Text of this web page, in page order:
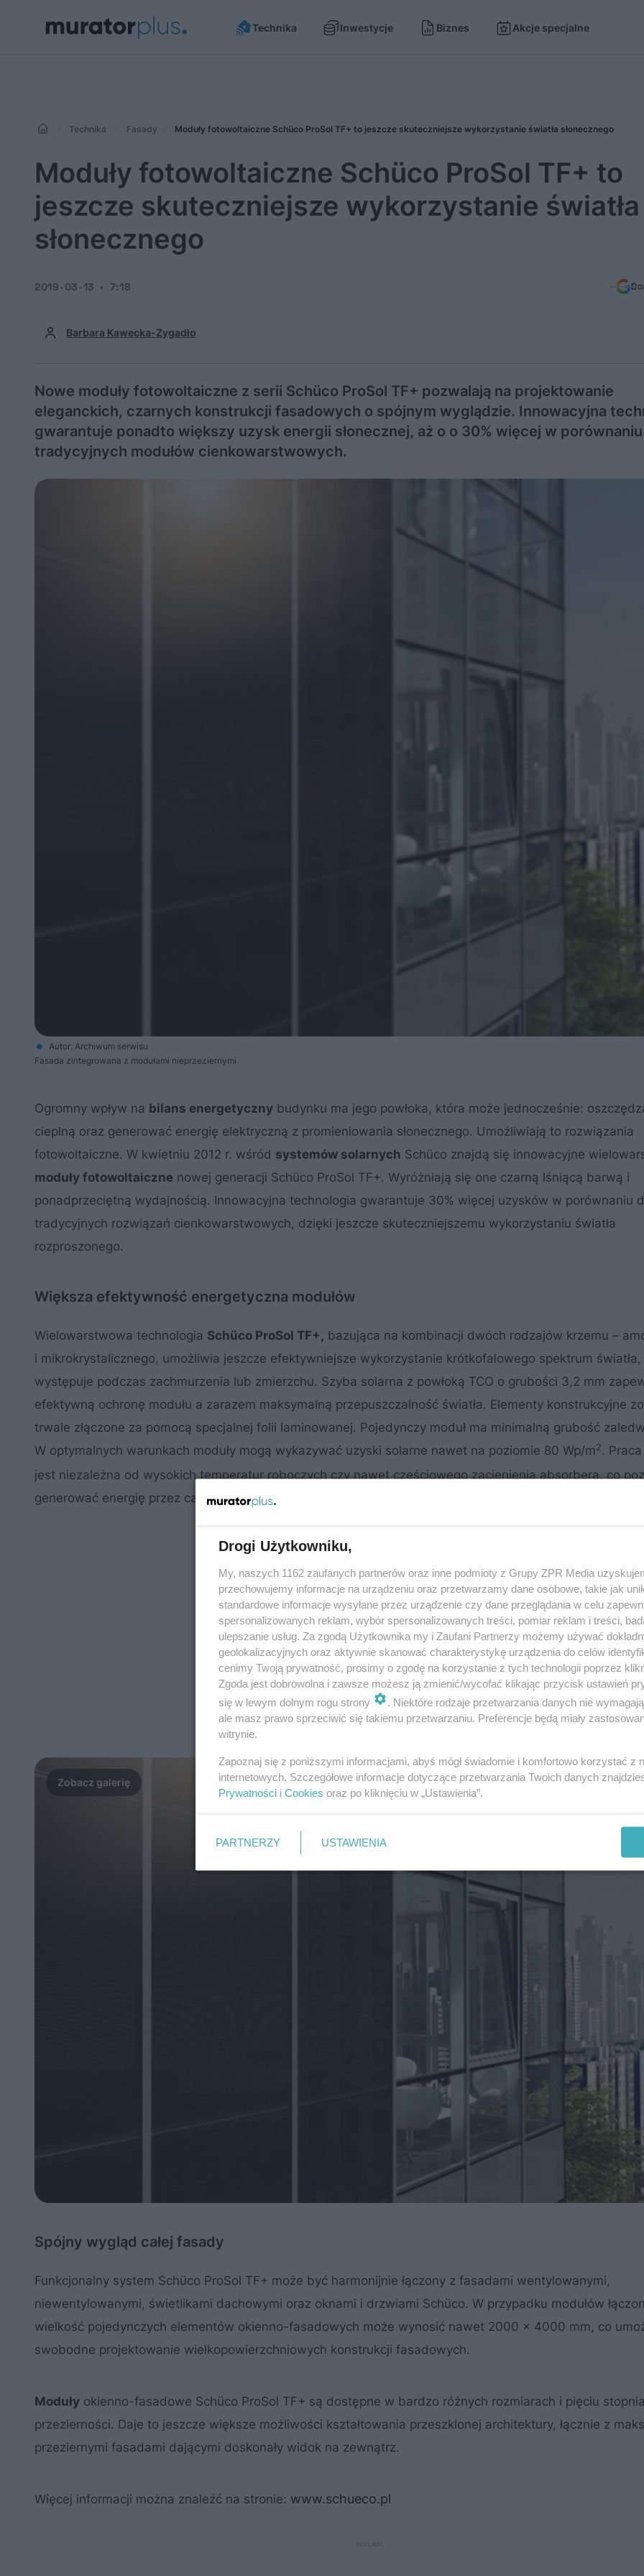
Technika Inwestycje Biznes Akcje specjalne
Technika Fasady Moduły fotowoltaiczne Schüco ProSol TF+ to jeszcze skuteczniejsze wykorzystanie światła słonecznego
Moduły fotowoltaiczne Schüco ProSol TF+ to
jeszcze skuteczniejsze wykorzystanie światła
słonecznego
Barbara Kawecka-Zygadło
2019-03-13 7:18
Nowe moduły fotowoltaiczne z serii Schüco ProSol TF+ pozwalają na projektowanie
eleganckich, czarnych konstrukcji fasadowych o spójnym wyglądzie. Innowacyjna
gwarantuje ponadto większy uzysk energii słonecznej, aż o o 30% więcej w
tradycyjnych modułów cienkowarstwowych.
Autor: Archiwum serwisu
Fasada zintegrowana z modułami nieprzeziernymi
Ogromny wpływ na bilans energetyczny budynku ma jego powłoka, która może jednocześnie:
cieplną oraz generować energię elektryczną z promieniowania słonecznego. Umożliwiają to rozwiązania
fotowoltaiczne. W kwietniu 2012 r. wśród systemów solarnych Schüco znajdą się innowacyjne
moduły fotowoltaiczne nowej generacji Schüco ProSol TF+. Wyróżniają się one czarną lśniącą barwą i
ponadprzeciętną wydajnością. Innowacyjna technologia gwarantuje 30% więcej uzysków w porównaniu
tradycyjnych rozwiązań cienkowarstwowych, dzięki jeszcze skuteczniejszemu wykorzystaniu światła
rozproszonego.
Większa efektywność energetyczna modułów
Wielowarstwowa technologia Schüco ProSol TF+, bazująca na kombinacji dwóch rodzajów krzemu –
i mikrokrystalicznego, umożliwia jeszcze efektywniejsze wykorzystanie krótkofalowego spektrum światła,
występuje podczas zachmurzenia lub zmierzchu. Szyba solarna z powłoką TCO o grubości 3,2 mm
efektywną ochronę modułu a zarazem maksymalną przepuszczalność światła. Elementy konstrukcyjne
trwale złączone za pomocą specjalnej folii laminowanej. Pojedynczy moduł ma minimalną grubość
W optymalnych warunkach moduły mogą wykazywać uzyski solarne nawet na poziomie 80 Wp/m2. Praca
jest niezależna od wysokich temperatur roboczych czy nawet częściowego zacienienia absorbera, co
generować energię przez cały rok.
Spójny wygląd całej fasady
Funkcjonalny system Schüco ProSol TF+ może być harmonijnie łączony z fasadami wentylowanymi,
niewentylowanymi, świetlikami dachowymi oraz oknami i drzwiami Schüco. W przypadku modułów
wielkość pojedynczych elementów okienno-fasadowych może wynosić nawet 2000 x 4000 mm, co
swobodne projektowanie wielkopowierzchniowych konstrukcji fasadowych.
Moduły okienno-fasadowe Schüco ProSol TF+ są dostępne w bardzo różnych rozmiarach i pięciu
przezierności. Daje to jeszcze większe możliwości kształtowania przeszklonej architektury, łącznie z
przeziernymi fasadami dającymi doskonały widok na zewnątrz.
Więcej informacji można znaleźć na stronie: www.schueco.pl
Drogi Użytkowniku,
My, naszych 1162 zaufanych partnerów oraz inne podmioty z Grupy ZPR Media
przechowujemy informacje na urządzeniu oraz przetwarzamy dane osobowe, takie jak
standardowe informacje wysyłane przez urządzenie czy dane przeglądania w celu
spersonalizowanych reklam, wybór spersonalizowanych treści, pomiar reklam i treści,
ulepszanie usług. Za zgodą Użytkownika my i Zaufani Partnerzy możemy używać
geolokalizacyjnych oraz aktywnie skanować charakterystykę urządzenia do celów
cenimy Twoją prywatność, prosimy o zgodę na korzystanie z tych technologii poprzez
Zgoda jest dobrowolna i zawsze możesz ją zmienić/wycofać klikając przycisk ustawień
się w lewym dolnym rogu strony
. Niektóre rodzaje przetwarzania danych nie
ale masz prawo sprzeciwić się takiemu przetwarzaniu. Preferencje będą miały
witrynie.
Zapoznaj się z poniższymi informacjami, abyś mógł świadomie i komfortowo korzystać z
internetowych. Szczegółowe informacje dotyczące przetwarzania Twoich danych
Prywatności i Cookies oraz po kliknięciu w „Ustawienia”.
PARTNERZY USTAWIENIA